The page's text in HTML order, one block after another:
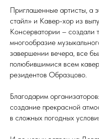
Приглашенные артисты, а
стайл» и Кавер-хор из
Консерватории – создали
многообразие
завершении вечера, все
полюбившимися всем
резидентов Образцово.
Благодарим
создание прекрасной
в сложных погодных